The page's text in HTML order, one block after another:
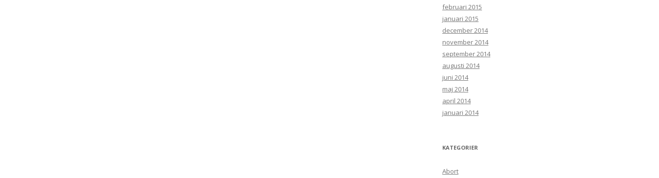
februari 2015
januari 2015
december 2014
november 2014
september 2014
augusti 2014
juni 2014
maj 2014
april 2014
januari 2014
KATEGORIER
Abort